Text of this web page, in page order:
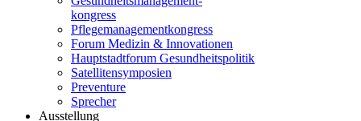
kongress
Pflegemanagementkongress
Forum Medizin & Innovationen
Hauptstadtforum Gesundheitspolitik
Satellitensymposien
Preventure
Sprecher
Ausstellung